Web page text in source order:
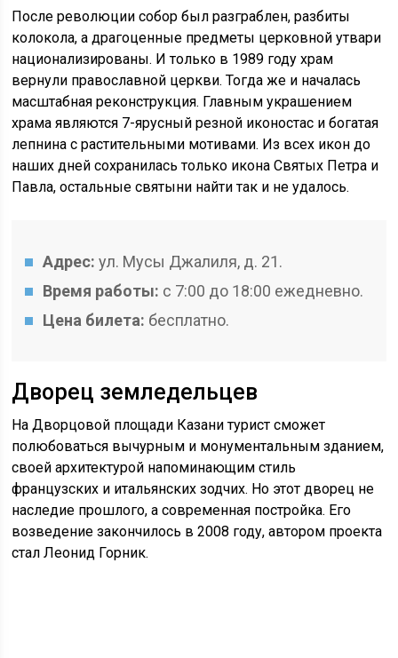
После революции собор был разграблен, разбиты
колокола, а драгоценные предметы церковной утвари
национализированы. И только в 1989 году храм
вернули православной церкви. Тогда же и началась
масштабная реконструкция. Главным украшением
храма являются 7-ярусный резной иконостас и богатая
лепнина с растительными мотивами. Из всех икон до
наших дней сохранилась только икона Святых Петра и
Павла, остальные святыни найти так и не удалось.
Адрес: ул. Мусы Джалиля, д. 21.
Время работы: с 7:00 до 18:00 ежедневно.
Цена билета: бесплатно.
Дворец земледельцев
На Дворцовой площади Казани турист сможет
полюбоваться вычурным и монументальным зданием,
своей архитектурой напоминающим стиль
французских и итальянских зодчих. Но этот дворец не
наследие прошлого, а современная постройка. Его
возведение закончилось в 2008 году, автором проекта
стал Леонид Горник.